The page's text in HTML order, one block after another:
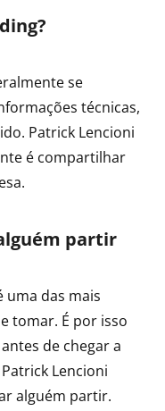
se
técnicas,
Patrick Lencioni
é compartilhar
partir
uma das mais
tomar. É por isso
de chegar a
Lencioni
alguém partir.